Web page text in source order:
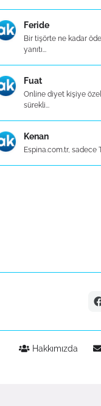
Feride
Bir tişörte ne kadar
yanıtı...
Fuat
Online diyet kişiye özel
sürekli...
Kenan
Espina.com.tr, sadece
Hakkımızda